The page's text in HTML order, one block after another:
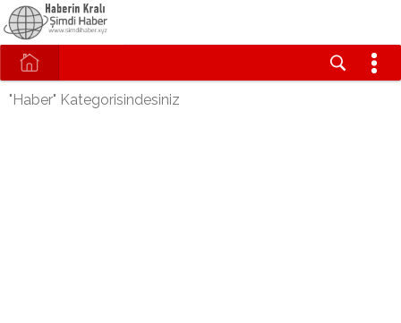
"Haber" Kategorisindesiniz